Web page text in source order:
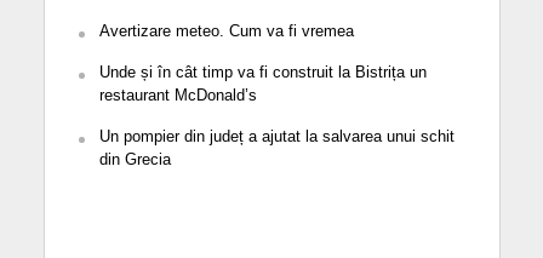
Avertizare meteo. Cum va fi vremea
Unde și în cât timp va fi construit la Bistrița un
restaurant McDonald’s
Un pompier din județ a ajutat la salvarea unui schit
din Grecia